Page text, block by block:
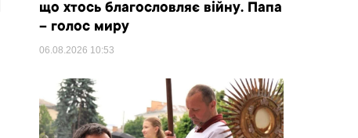
що хтось благословляє війну. Папа
– голос миру
06.08.2026 10:53